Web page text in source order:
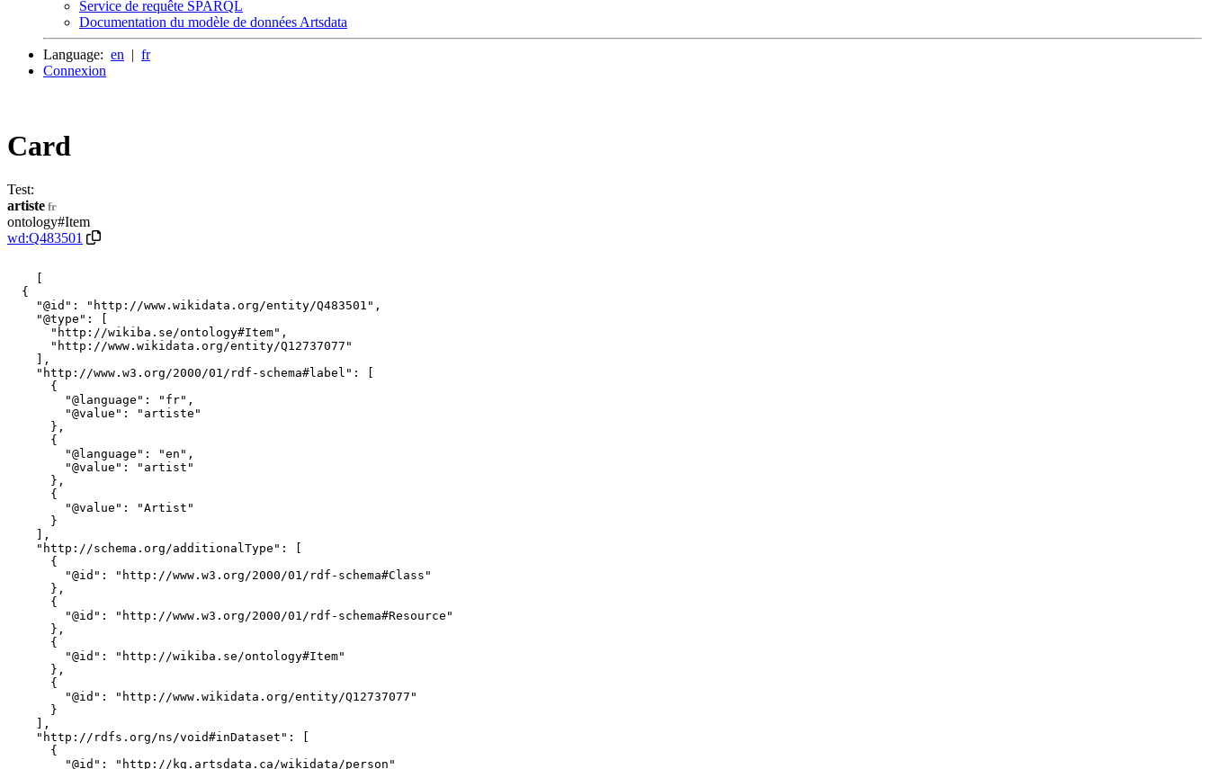
Service de requête SPARQL
Documentation du modèle de données Artsdata
Language: en | fr
Connexion
Card
Test:
artiste fr
ontology#Item
wd:Q483501
  {
    "@id": "http://www.wikidata.org/entity/Q483501",
    "@type": [
      "http://wikiba.se/ontology#Item",
      "http://www.wikidata.org/entity/Q12737077"
    ],
    "http://www.w3.org/2000/01/rdf-schema#label": [
      {
        "@language": "fr",
        "@value": "artiste"
      },
      {
        "@language": "en",
        "@value": "artist"
      },
      {
        "@value": "Artist"
      }
    ],
    "http://schema.org/additionalType": [
      {
        "@id": "http://www.w3.org/2000/01/rdf-schema#Class"
      },
      {
        "@id": "http://www.w3.org/2000/01/rdf-schema#Resource"
      },
      {
        "@id": "http://wikiba.se/ontology#Item"
      },
      {
        "@id": "http://www.wikidata.org/entity/Q12737077"
      }
    ],
    "http://rdfs.org/ns/void#inDataset": [
      {
        "@id": "http://kg.artsdata.ca/wikidata/person"